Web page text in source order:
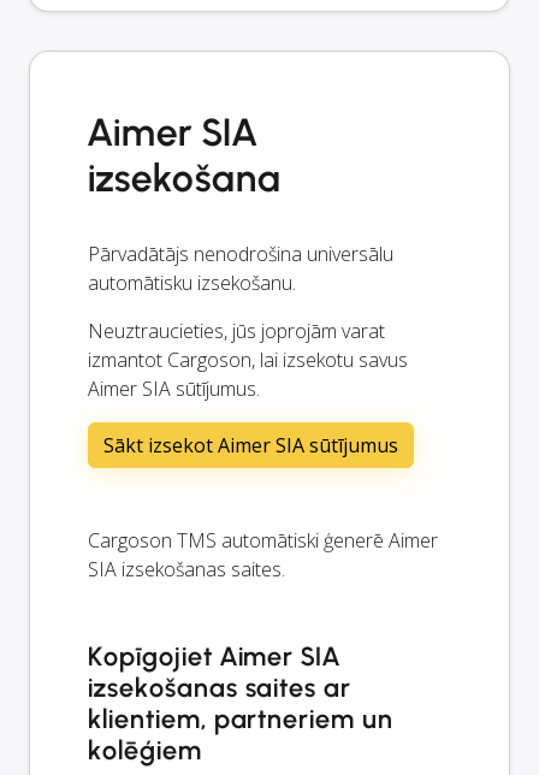
Aimer SIA
izsekošana
Pārvadātājs nenodrošina universālu
automātisku izsekošanu.
Neuztraucieties, jūs joprojām varat
izmantot Cargoson, lai izsekotu savus
Aimer SIA sūtījumus.
Sākt izsekot Aimer SIA sūtījumus
Cargoson TMS automātiski ģenerē Aimer
SIA izsekošanas saites.
Kopīgojiet Aimer SIA
izsekošanas saites ar
klientiem, partneriem un
kolēģiem